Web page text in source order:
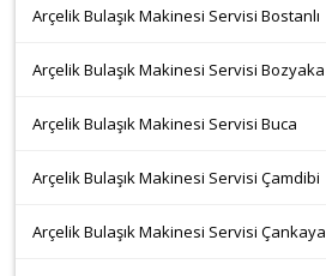
Arçelik Bulaşık Makinesi Servisi Bostanlı
Arçelik Bulaşık Makinesi Servisi Bozyaka
Arçelik Bulaşık Makinesi Servisi Buca
Arçelik Bulaşık Makinesi Servisi Çamdibi
Arçelik Bulaşık Makinesi Servisi Çankaya